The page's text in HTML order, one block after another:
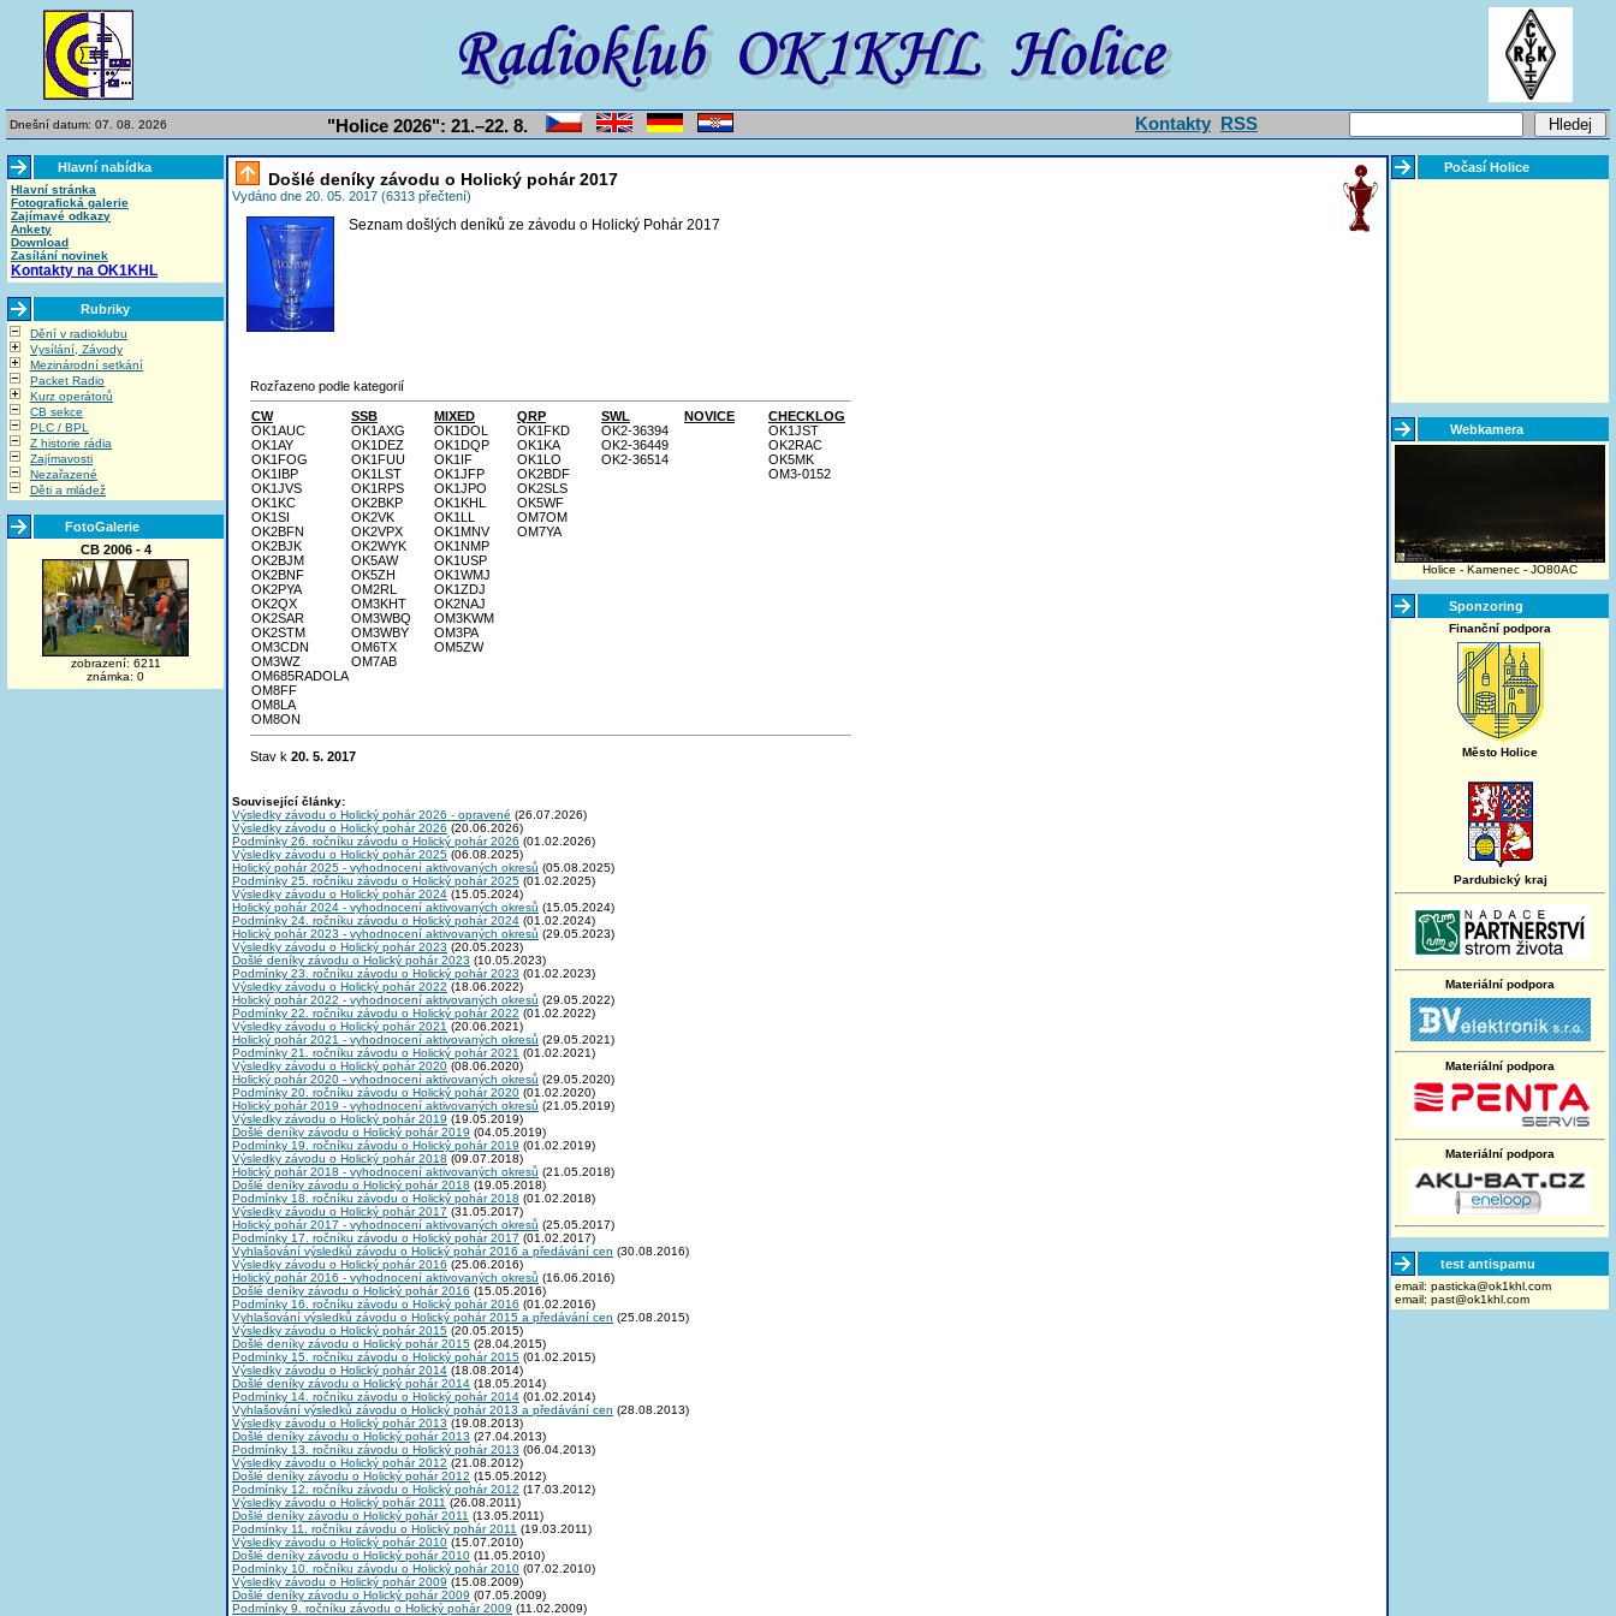
Dnešní datum: 07. 08. 2026 "Holice 2026": 21.–22. 8. Kontakty RSS
Hlavní nabídka
Hlavní stránka
Fotografická galerie
Zajímavé odkazy
Ankety
Download
Zasílání novinek
Kontakty na OK1KHL
Rubriky
Dění v radioklubu
Vysílání, Závody
Mezinárodní setkání
Packet Radio
Kurz operátorů
CB sekce
PLC / BPL
Z historie rádia
Zajímavosti
Nezařazené
Děti a mládež
FotoGalerie
CB 2006 - 4
zobrazení: 6211
známka: 0
Došlé deníky závodu o Holický pohár 2017
Vydáno dne 20. 05. 2017 (6313 přečtení)
Seznam došlých deníků ze závodu o Holický Pohár 2017
Rozřazeno podle kategorií
CW
OK1AUC
OK1AY
OK1FOG
OK1IBP
OK1JVS
OK1KC
OK1SI
OK2BFN
OK2BJK
OK2BJM
OK2BNF
OK2PYA
OK2QX
OK2SAR
OK2STM
OM3CDN
OM3WZ
OM685RADOLA
OM8FF
OM8LA
OM8ON
SSB
OK1AXG
OK1DEZ
OK1FUU
OK1LST
OK1RPS
OK2BKP
OK2VK
OK2VPX
OK2WYK
OK5AW
OK5ZH
OM2RL
OM3KHT
OM3WBQ
OM3WBY
OM6TX
OM7AB
MIXED
OK1DOL
OK1DQP
OK1IF
OK1JFP
OK1JPO
OK1KHL
OK1LL
OK1MNV
OK1NMP
OK1USP
OK1WMJ
OK1ZDJ
OK2NAJ
OM3KWM
OM3PA
OM5ZW
QRP
OK1FKD
OK1KA
OK1LO
OK2BDF
OK2SLS
OK5WF
OM7OM
OM7YA
SWL
OK2-36394
OK2-36449
OK2-36514
NOVICE
CHECKLOG
OK1JST
OK2RAC
OK5MK
OM3-0152
Stav k 20. 5. 2017
Související články:
Výsledky závodu o Holický pohár 2026 - opravené (26.07.2026)
Výsledky závodu o Holický pohár 2026 (20.06.2026)
Podmínky 26. ročníku závodu o Holický pohár 2026 (01.02.2026)
Výsledky závodu o Holický pohár 2025 (06.08.2025)
Holický pohár 2025 - vyhodnocení aktivovaných okresů (05.08.2025)
Podmínky 25. ročníku závodu o Holický pohár 2025 (01.02.2025)
Výsledky závodu o Holický pohár 2024 (15.05.2024)
Holický pohár 2024 - vyhodnocení aktivovaných okresů (15.05.2024)
Podmínky 24. ročníku závodu o Holický pohár 2024 (01.02.2024)
Holický pohár 2023 - vyhodnocení aktivovaných okresů (29.05.2023)
Výsledky závodu o Holický pohár 2023 (20.05.2023)
Došlé deníky závodu o Holický pohár 2023 (10.05.2023)
Podmínky 23. ročníku závodu o Holický pohár 2023 (01.02.2023)
Výsledky závodu o Holický pohár 2022 (18.06.2022)
Holický pohár 2022 - vyhodnocení aktivovaných okresů (29.05.2022)
Podmínky 22. ročníku závodu o Holický pohár 2022 (01.02.2022)
Výsledky závodu o Holický pohár 2021 (20.06.2021)
Holický pohár 2021 - vyhodnocení aktivovaných okresů (29.05.2021)
Podmínky 21. ročníku závodu o Holický pohár 2021 (01.02.2021)
Výsledky závodu o Holický pohár 2020 (08.06.2020)
Holický pohár 2020 - vyhodnocení aktivovaných okresů (29.05.2020)
Podmínky 20. ročníku závodu o Holický pohár 2020 (01.02.2020)
Holický pohár 2019 - vyhodnocení aktivovaných okresů (21.05.2019)
Výsledky závodu o Holický pohár 2019 (19.05.2019)
Došlé deníky závodu o Holický pohár 2019 (04.05.2019)
Podmínky 19. ročníku závodu o Holický pohár 2019 (01.02.2019)
Výsledky závodu o Holický pohár 2018 (09.07.2018)
Holický pohár 2018 - vyhodnocení aktivovaných okresů (21.05.2018)
Došlé deníky závodu o Holický pohár 2018 (19.05.2018)
Podmínky 18. ročníku závodu o Holický pohár 2018 (01.02.2018)
Výsledky závodu o Holický pohár 2017 (31.05.2017)
Holický pohár 2017 - vyhodnocení aktivovaných okresů (25.05.2017)
Podmínky 17. ročníku závodu o Holický pohár 2017 (01.02.2017)
Vyhlašování výsledků závodu o Holický pohár 2016 a předávání cen (30.08.2016)
Výsledky závodu o Holický pohár 2016 (25.06.2016)
Holický pohár 2016 - vyhodnocení aktivovaných okresů (16.06.2016)
Došlé deníky závodu o Holický pohár 2016 (15.05.2016)
Podmínky 16. ročníku závodu o Holický pohár 2016 (01.02.2016)
Vyhlašování výsledků závodu o Holický pohár 2015 a předávání cen (25.08.2015)
Výsledky závodu o Holický pohár 2015 (20.05.2015)
Došlé deníky závodu o Holický pohár 2015 (28.04.2015)
Podmínky 15. ročníku závodu o Holický pohár 2015 (01.02.2015)
Výsledky závodu o Holický pohár 2014 (18.08.2014)
Došlé deníky závodu o Holický pohár 2014 (18.05.2014)
Podmínky 14. ročníku závodu o Holický pohár 2014 (01.02.2014)
Vyhlašování výsledků závodu o Holický pohár 2013 a předávání cen (28.08.2013)
Výsledky závodu o Holický pohár 2013 (19.08.2013)
Došlé deníky závodu o Holický pohár 2013 (27.04.2013)
Podmínky 13. ročníku závodu o Holický pohár 2013 (06.04.2013)
Výsledky závodu o Holický pohár 2012 (21.08.2012)
Došlé deníky závodu o Holický pohár 2012 (15.05.2012)
Podmínky 12. ročníku závodu o Holický pohár 2012 (17.03.2012)
Výsledky závodu o Holický pohár 2011 (26.08.2011)
Došlé deníky závodu o Holický pohár 2011 (13.05.2011)
Podmínky 11. ročníku závodu o Holický pohár 2011 (19.03.2011)
Výsledky závodu o Holický pohár 2010 (15.07.2010)
Došlé deníky závodu o Holický pohár 2010 (11.05.2010)
Podmínky 10. ročníku závodu o Holický pohár 2010 (07.02.2010)
Výsledky závodu o Holický pohár 2009 (15.08.2009)
Došlé deníky závodu o Holický pohár 2009 (07.05.2009)
Podmínky 9. ročníku závodu o Holický pohár 2009 (11.02.2009)
Počasí Holice
Webkamera
Holice - Kamenec - JO80AC
Sponzoring
Finanční podpora
Město Holice
Pardubický kraj
Materiální podpora
Materiální podpora
Materiální podpora
test antispamu
email: moc.lhk1ko@akcitsap
email: past@ok1khl.com